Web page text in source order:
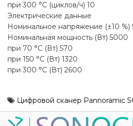
при 300 °C (циклов/ч) 10
Электрические данные
Номинальное напряжение (±10 %)
Номинальная мощность (Вт) 5000
при 70 °C (Вт) 570
при 150 °C (Вт) 1320
при 300 °C (Вт) 2600
Цифровой сканер Pannoramic